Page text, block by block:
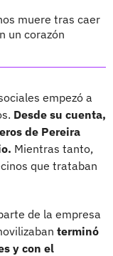
muere tras caer
un corazón
empezó a
Desde su cuenta,
de Pereira
Mientras tanto,
que trataban
de la empresa
terminó
y con el